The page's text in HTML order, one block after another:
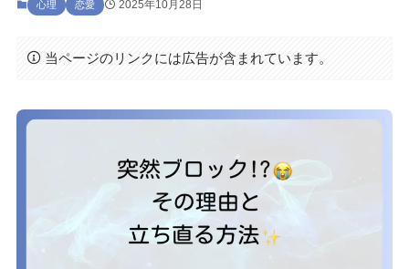
心理 恋愛 2025年10月28日
当ページのリンクには広告が含まれています。